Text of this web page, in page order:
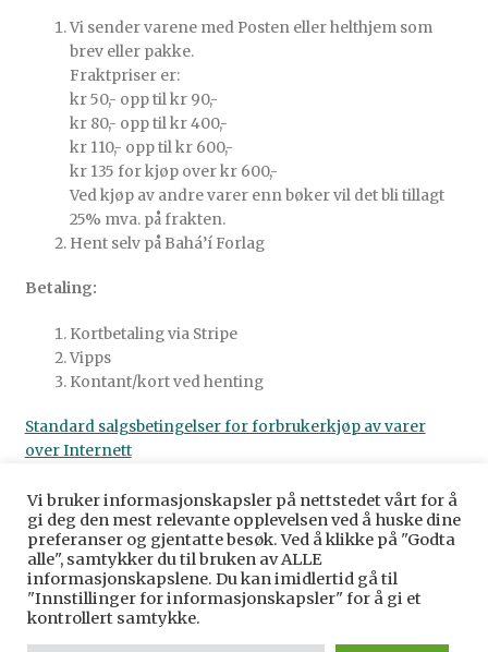
Vi sender varene med Posten eller helthjem som
brev eller pakke.
Fraktpriser er:
kr 50,- opp til kr 90,-
kr 80,- opp til kr 400,-
kr 110,- opp til kr 600,-
kr 135 for kjøp over kr 600,-
Ved kjøp av andre varer enn bøker vil det bli tillagt
25% mva. på frakten.
Hent selv på Bahá’í Forlag
Betaling:
Kortbetaling via Stripe
Vipps
Kontant/kort ved henting
Standard salgsbetingelser for forbrukerkjøp av varer
over Internett
© Baha’i Forlag Norge 2026
Personvernerklæring
Bygget med WooCommerce.
Vi bruker informasjonskapsler på nettstedet vårt for å
gi deg den mest relevante opplevelsen ved å huske dine
preferanser og gjentatte besøk. Ved å klikke på "Godta
alle", samtykker du til bruken av ALLE
informasjonskapslene. Du kan imidlertid gå til
"Innstillinger for informasjonskapsler" for å gi et
kontrollert samtykke.